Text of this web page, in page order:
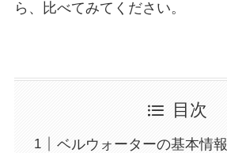
ら、比べてみてください。
目次
ベルウォーターの基本情報